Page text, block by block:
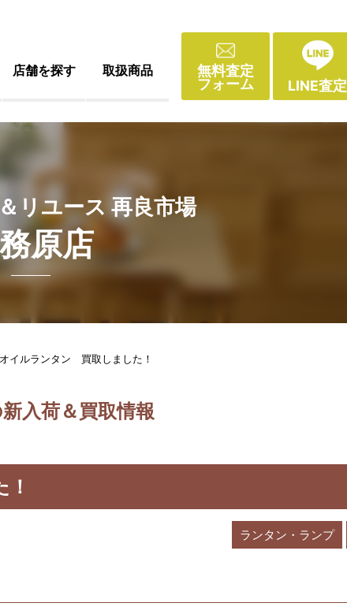
店舗を探す 取扱商品
無料査定
フォーム
LINE査定
リユース 再良市場
原店
イルランタン 買取しました！
入荷＆買取情報
ランタン・ランプ